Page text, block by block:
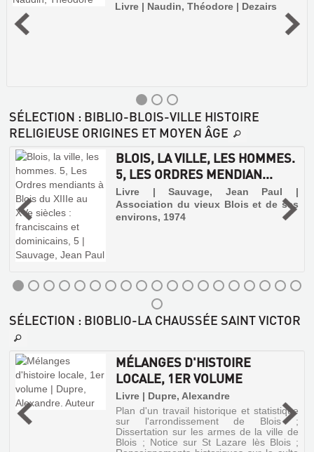
Livre | Naudin, Théodore | Dezairs
NOTICE
SUR
L'HOPITAL
GÉNÉRAL
DE
BLOIS
Livre
|
Naudin,
Théodore
|
Dezairs
SÉLECTION : BIBLIO-BLOIS-VILLE HISTOIRE
RELIGIEUSE ORIGINES ET MOYEN ÂGE
BLOIS, LA VILLE, LES HOMMES.
5, LES ORDRES MENDIAN...
Livre | Sauvage, Jean Paul |
Association du vieux Blois et de ses
environs, 1974
SÉLECTION : BIOBLIO-LA CHAUSSÉE SAINT VICTOR
MÉLANGES D'HISTOIRE
LOCALE, 1ER VOLUME
Livre | Dupre, Alexandre
Plan d'un travail historique et statistique
sur l'arrondissement de Blois ;
Dissertation sur les armes de la ville de
Blois ; Notice sur St Lazare lès Blois ;